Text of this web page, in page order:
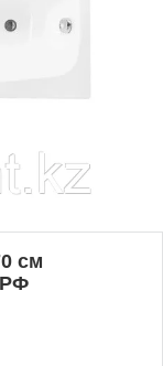
см
РФ